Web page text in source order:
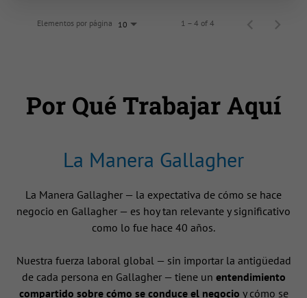
Elementos por página 10 1 – 4 of 4
Por Qué Trabajar Aquí
La Manera Gallagher
La Manera Gallagher — la expectativa de cómo se hace
negocio en Gallagher — es hoy tan relevante y significativo
como lo fue hace 40 años.
Nuestra fuerza laboral global — sin importar la antigüedad
de cada persona en Gallagher — tiene un entendimiento
compartido sobre cómo se conduce el negocio y cómo se